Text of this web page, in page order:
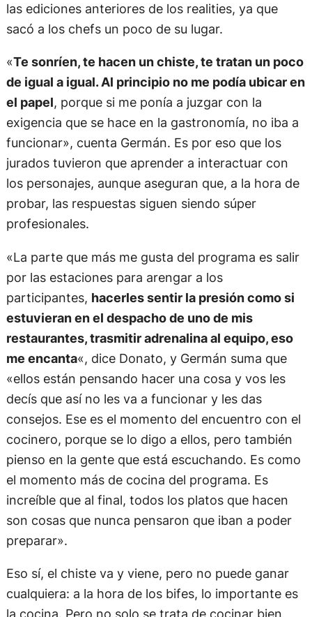
las ediciones anteriores de los realities, ya que
sacó a los chefs un poco de su lugar.
«Te sonríen, te hacen un chiste, te tratan un poco
de igual a igual. Al principio no me podía ubicar en
el papel, porque si me ponía a juzgar con la
exigencia que se hace en la gastronomía, no iba a
funcionar», cuenta Germán. Es por eso que los
jurados tuvieron que aprender a interactuar con
los personajes, aunque aseguran que, a la hora de
probar, las respuestas siguen siendo súper
profesionales.
«La parte que más me gusta del programa es salir
por las estaciones para arengar a los
participantes, hacerles sentir la presión como si
estuvieran en el despacho de uno de mis
restaurantes, trasmitir adrenalina al equipo, eso
me encanta«, dice Donato, y Germán suma que
«ellos están pensando hacer una cosa y vos les
decís que así no les va a funcionar y les das
consejos. Ese es el momento del encuentro con el
cocinero, porque se lo digo a ellos, pero también
pienso en la gente que está escuchando. Es como
el momento más de cocina del programa. Es
increíble que al final, todos los platos que hacen
son cosas que nunca pensaron que iban a poder
preparar».
Eso sí, el chiste va y viene, pero no puede ganar
cualquiera: a la hora de los bifes, lo importante es
la cocina. Pero no solo se trata de cocinar bien,